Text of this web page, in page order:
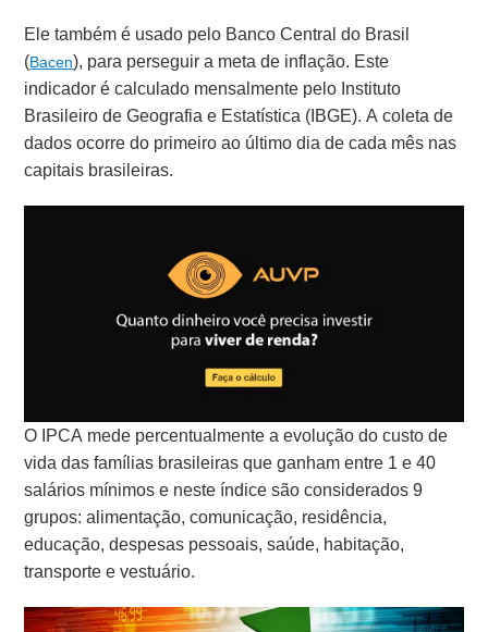
Ele também é usado pelo Banco Central do Brasil
(Bacen), para perseguir a meta de inflação. Este
indicador é calculado mensalmente pelo Instituto
Brasileiro de Geografia e Estatística (IBGE). A coleta de
dados ocorre do primeiro ao último dia de cada mês nas
capitais brasileiras.
O IPCA mede percentualmente a evolução do custo de
vida das famílias brasileiras que ganham entre 1 e 40
salários mínimos e neste índice são considerados 9
grupos: alimentação, comunicação, residência,
educação, despesas pessoais, saúde, habitação,
transporte e vestuário.